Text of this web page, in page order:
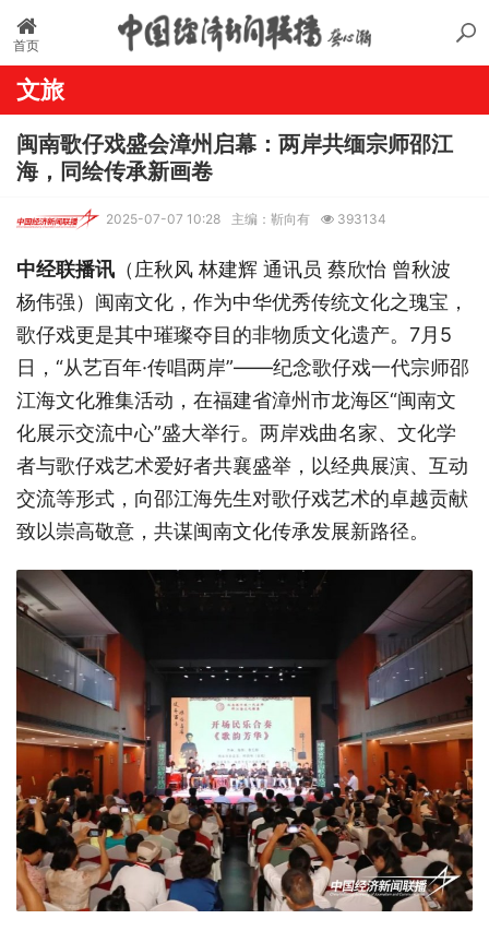
首页
文旅
闽南歌仔戏盛会漳州启幕：两岸共缅宗师邵江
海，同绘传承新画卷
2025-07-07 10:28 主编：靳向有 393134
中经联播讯 （庄秋风 林建辉 通讯员 蔡欣怡 曾秋波
杨伟强） 闽南文化，作为中华优秀传统文化之瑰宝，
歌仔戏更是其中璀璨夺目的非物质文化遗产。7月5
日，“从艺百年·传唱两岸”——纪念歌仔戏一代宗师邵
江海文化雅集活动，在福建省漳州市龙海区“闽南文
化展示交流中心”盛大举行。两岸戏曲名家、文化学
者与歌仔戏艺术爱好者共襄盛举，以经典展演、互动
交流等形式，向邵江海先生对歌仔戏艺术的卓越贡献
致以崇高敬意，共谋闽南文化传承发展新路径。